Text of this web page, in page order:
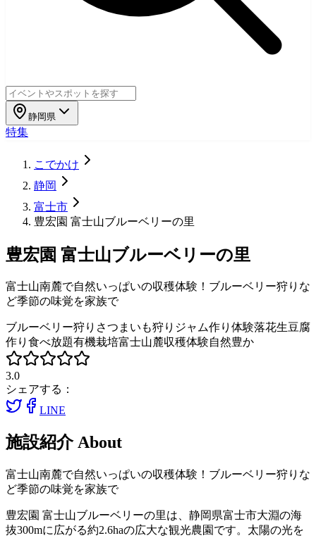
静岡県
特集
こでかけ
静岡
富士市
豊宏園 富士山ブルーベリーの里
豊宏園 富士山ブルーベリーの里
富士山南麓で自然いっぱいの収穫体験！ブルーベリー狩りな
ど季節の味覚を家族で
ブルーベリー狩り さつまいも狩り ジャム作り体験落花生豆腐
作り 食べ放題有機栽培富士山麓収穫体験自然豊か
3.0
シェアする：
LINE
施設紹介 About
富士山南麓で自然いっぱいの収穫体験！ブルーベリー狩りな
ど季節の味覚を家族で
豊宏園 富士山ブルーベリーの里は、静岡県富士市大淵の海
抜300mに広がる約2.6haの広大な観光農園です。太陽の光を